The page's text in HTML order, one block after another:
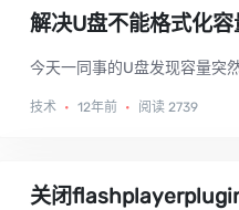
解决U盘不能格式化
今天一同事的U盘发现容量突
技术 • 12年前 • 阅读 2739
关闭